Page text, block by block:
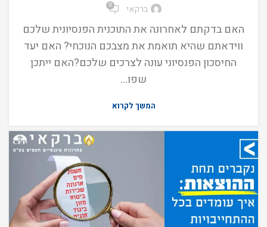
ברקאי 0
האם בדקתם לאחרונה את התוכנית הפנסיונית שלכם
ווידאתם שהיא תואמת את מצבכם הנוכחי? האם יעד
החיסכון הפנסיוני עונה לצרכים שלכם?האם ייתכן
שפו...
המשך לקרוא